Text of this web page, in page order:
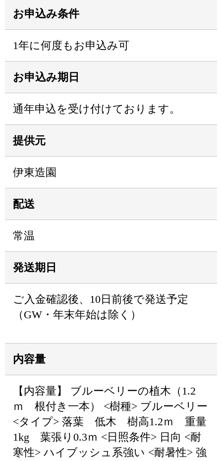
お申込み条件
1年に何度もお申込み可
お申込み期日
通年申込を受け付けております。
提供元
伊東造園
配送
常温
発送期日
ご入金確認後、10日前後で発送予定
（GW・年末年始は除く）
内容量
【内容量】 ブルーベリーの植木（1.2
ｍ 根付き一本） <樹種> ブルーベリー
<タイプ> 落葉 低木 樹高1.2ｍ 重量
1kg 葉張り0.3ｍ <日照条件> 日向 <耐
寒性> ハイブッシュ系強い <耐暑性> 強